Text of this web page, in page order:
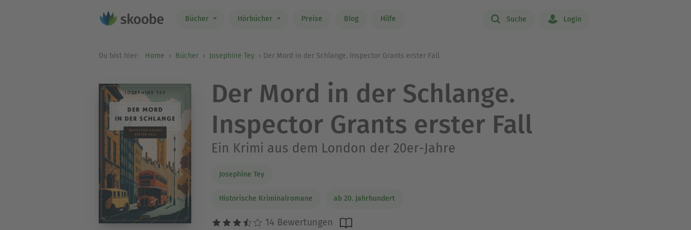
Bücher Hörbücher Preise Blog Hilfe Suche Login
Du bist hier: Home Bücher Josephine Tey Der Mord in der Schlange. Inspector Grants erster Fall
Der Mord in der Schlange.
Inspector Grants erster Fall
Ein Krimi aus dem London der 20er-Jahre
Josephine Tey
Historische Kriminalromane ab 20. Jahrhundert
14 Bewertungen